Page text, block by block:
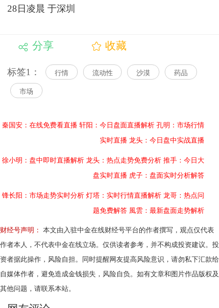
28日凌晨 于深圳
分享 收藏
标签1： 行情 流动性 沙漠 药品
市场
秦国安：在线免费看直播 轩阳：今日盘面直播解析 孔明：市场行情
实时直播 龙头：今日盘中实战直播
徐小明：盘中即时直播解析 龙头：热点走势免费分析 推手：今日大
盘实时直播 虎子：盘面实时分析解答
锋长阳：市场走势实时分析 灯塔：实时行情直播解析 龙哥：热点问
题免费解答 風雲：最新盘面走势解析
财经号声明：
本文由入驻中金在线财经号平台的作者撰写，观点仅代表
作者本人，不代表中金在线立场。仅供读者参考，并不构成投资建议。投
资者据此操作，风险自担。同时提醒网友提高风险意识，请勿私下汇款给
自媒体作者，避免造成金钱损失，风险自负。如有文章和图片作品版权及
其他问题，请联系本站。